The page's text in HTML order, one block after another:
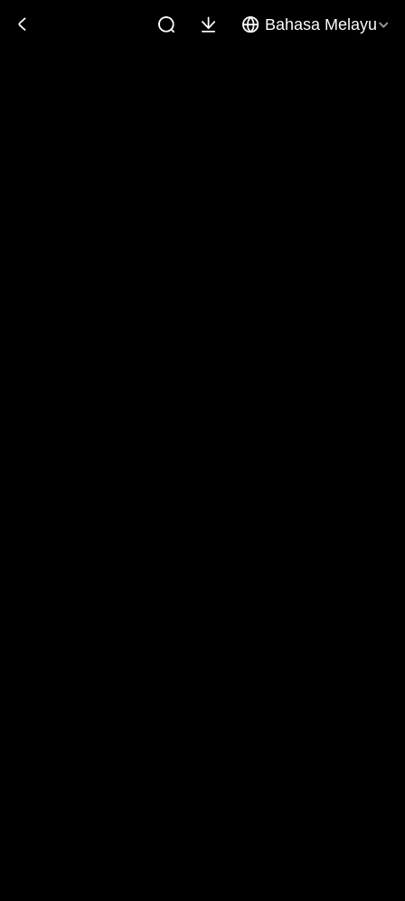
Bahasa Melayu